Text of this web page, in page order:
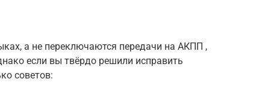
а не переключаются передачи на АКПП ,
если вы твёрдо решили исправить
советов: